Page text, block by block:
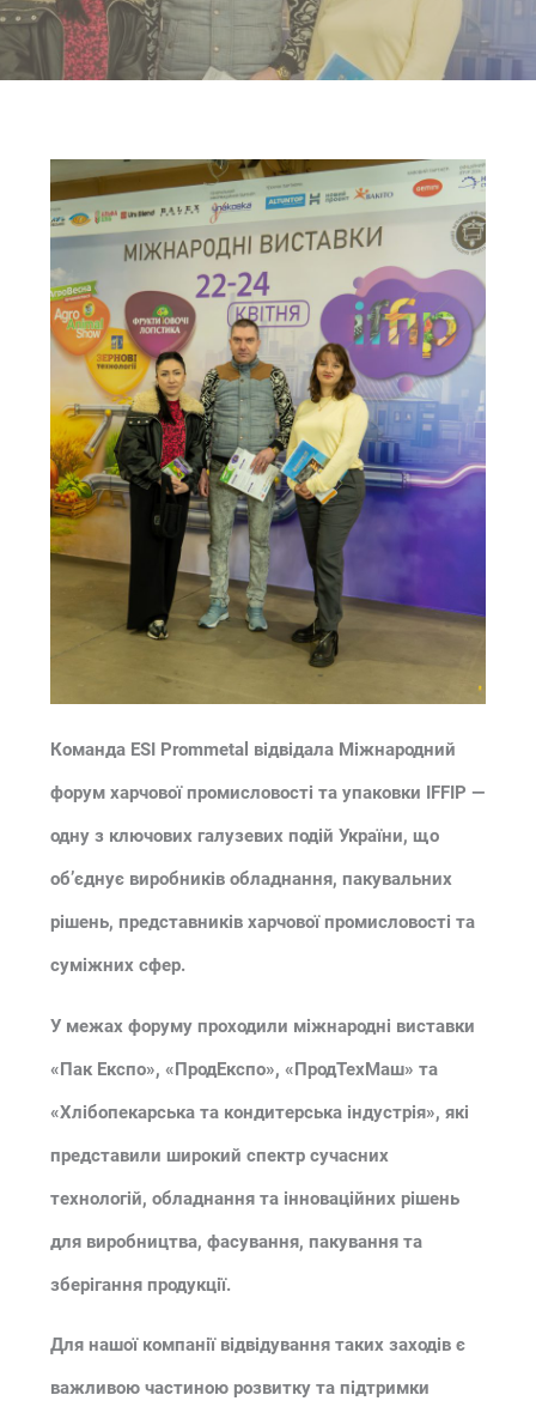
Команда ESI Prommetal відвідала Міжнародний
форум харчової промисловості та упаковки IFFIP —
одну з ключових галузевих подій України, що
об’єднує виробників обладнання, пакувальних
рішень, представників харчової промисловості та
суміжних сфер.
У межах форуму проходили міжнародні виставки
«Пак Експо», «ПродЕкспо», «ПродТехМаш» та
«Хлібопекарська та кондитерська індустрія», які
представили широкий спектр сучасних
технологій, обладнання та інноваційних рішень
для виробництва, фасування, пакування та
зберігання продукції.
Для нашої компанії відвідування таких заходів є
важливою частиною розвитку та підтримки